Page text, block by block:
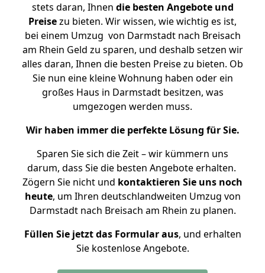
stets daran, Ihnen die besten Angebote und
Preisezu bieten. Wir wissen, wie wichtig es ist,
bei einem Umzug von Darmstadt nach Breisach
am Rhein Geld zu sparen, und deshalb setzen wir
alles daran, Ihnen die besten Preise zu bieten. Ob
Sie nun eine kleine Wohnung haben oder ein
großes Haus in Darmstadt besitzen, was
umgezogen werden muss.
Wir haben immer die perfekte Lösung für Sie.
Sparen Sie sich die Zeit – wir kümmern uns
darum, dass Sie die besten Angebote erhalten.
Zögern Sie nicht und kontaktieren Sie uns noch
heute, um Ihren deutschlandweiten Umzug von
Darmstadt nach Breisach am Rhein zu planen.
Füllen Sie jetzt das Formular aus, und erhalten
Sie kostenlose Angebote.